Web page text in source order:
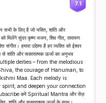
7.1
के लिए है जो भक्ति, शांति और
मिलेंगे सुंदर कृष्ण भजन, शिव गीत, रामायण
हमारा उद्देश्य है हर व्यक्ति को ईश्वर
शांति और सकारात्मक ऊर्जा का अनुभव
deities – from the melodious
the courage of Hanuman, to
Maa. Each melody is
and deepen your connection
करें Spiritual Mantra और रोज़